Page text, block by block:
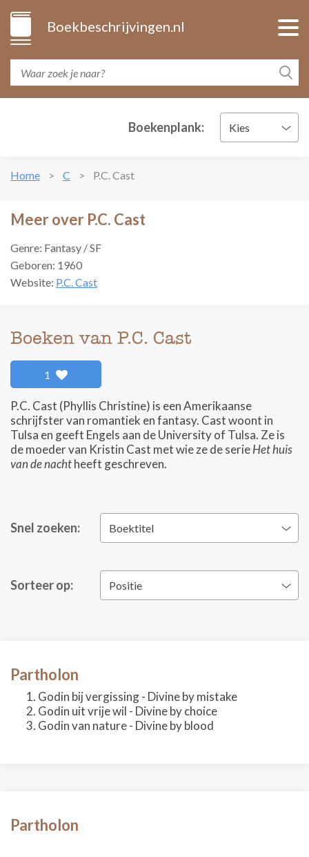
Boekbeschrijvingen.nl
Boekenplank: Kies
Home C P.C. Cast
Meer over P.C. Cast
Genre: Fantasy / SF
Geboren: 1960
Website: P.C. Cast
Boeken van P.C. Cast
1
P.C. Cast (Phyllis Christine) is een Amerikaanse
schrijfster van romantiek en fantasy. Cast woont in
Tulsa en geeft Engels aan de University of Tulsa. Ze is
de moeder van Kristin Cast met wie ze de serieHet huis
van de nachtheeft geschreven.
Snel zoeken: Boektitel
Sorteer op: Positie
Partholon
Godin bij vergissing - Divine by mistake
Godin uit vrije wil - Divine by choice
Godin van nature - Divine by blood
Partholon